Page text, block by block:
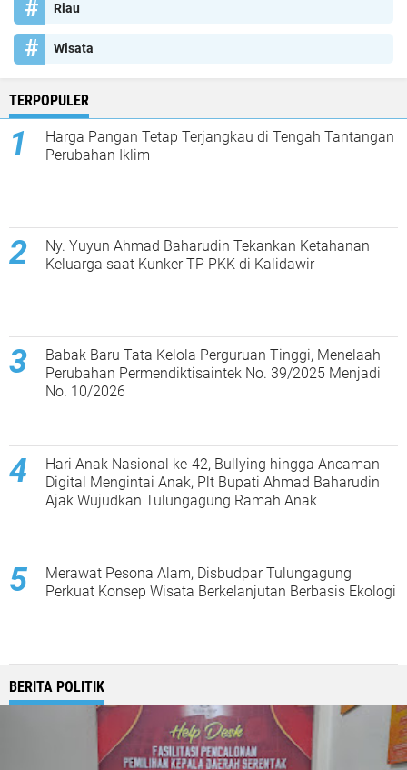
Riau
Wisata
TERPOPULER
Harga Pangan Tetap Terjangkau di Tengah Tantangan
Perubahan Iklim
Ny. Yuyun Ahmad Baharudin Tekankan Ketahanan
Keluarga saat Kunker TP PKK di Kalidawir
Babak Baru Tata Kelola Perguruan Tinggi, Menelaah
Perubahan Permendiktisaintek No. 39/2025 Menjadi
No. 10/2026
Hari Anak Nasional ke-42, Bullying hingga Ancaman
Digital Mengintai Anak, Plt Bupati Ahmad Baharudin
Ajak Wujudkan Tulungagung Ramah Anak
Merawat Pesona Alam, Disbudpar Tulungagung
Perkuat Konsep Wisata Berkelanjutan Berbasis Ekologi
BERITA POLITIK